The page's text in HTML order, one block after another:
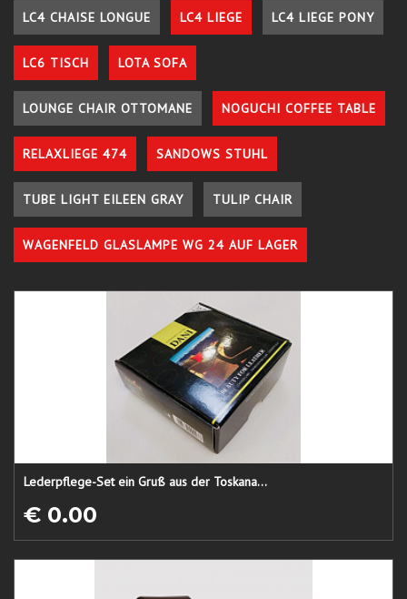
LC4 CHAISE LONGUE LC4 LIEGE LC4 LIEGE PONY
LC6 TISCH LOTA SOFA
LOUNGE CHAIR OTTOMANE NOGUCHI COFFEE TABLE
RELAXLIEGE 474 SANDOWS STUHL
TUBE LIGHT EILEEN GRAY TULIP CHAIR
WAGENFELD GLASLAMPE WG 24 AUF LAGER
Lederpflege-Set ein Gruß aus der Toskana...
€ 0.00